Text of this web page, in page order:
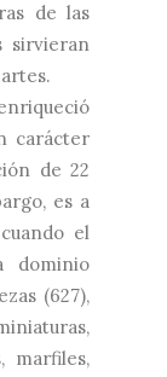
de las
sirvieran
carácter
de 22
es a
el
dominio
(627),
marfiles,